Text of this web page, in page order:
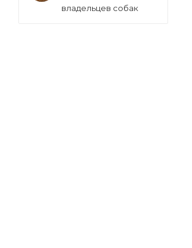
владельцев собак